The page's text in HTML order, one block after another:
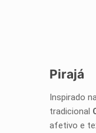
Pirajá
Inspirado
tradicional
afetivo e